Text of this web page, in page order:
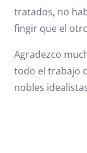
tratados, no
fingir que el
Agradezco
todo el trabajo
nobles